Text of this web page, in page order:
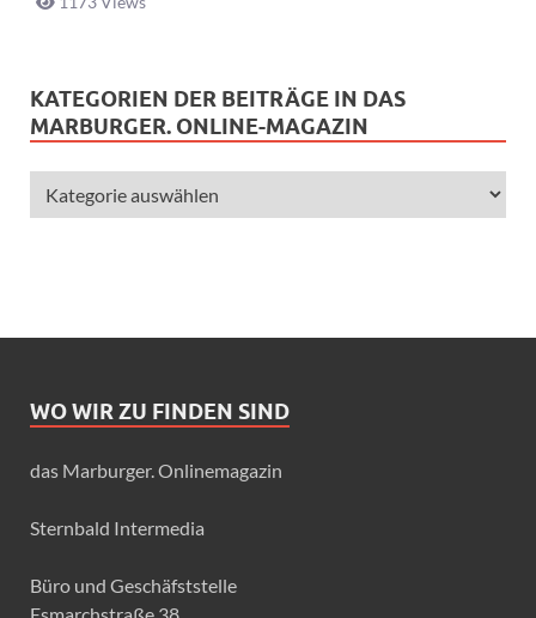
KATEGORIEN DER BEITRÄGE IN DAS
MARBURGER. ONLINE-MAGAZIN
WO WIR ZU FINDEN SIND
das Marburger. Onlinemagazin
Sternbald Intermedia
Büro und Geschäfststelle